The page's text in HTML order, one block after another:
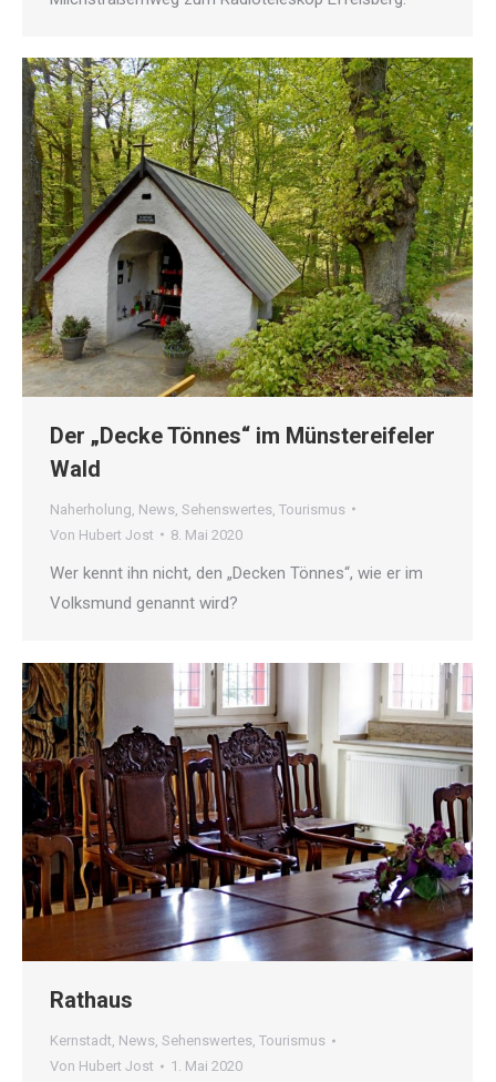
Der „Decke Tönnes“ im Münstereifeler
Wald
Naherholung News Sehenswertes Tourismus
Von Hubert Jost 8. Mai 2020
Wer kennt ihn nicht, den „Decken Tönnes“, wie er im
Volksmund genannt wird?
Rathaus
Kernstadt, News, Sehenswertes, Tourismus
Von Hubert Jost 1. Mai 2020